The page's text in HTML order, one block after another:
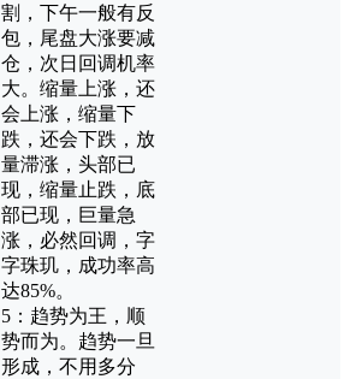
割，下午一般有反
包，尾盘大涨要减
仓，次日回调机率
大。缩量上涨，还
会上涨，缩量下
跌，还会下跌，放
量滞涨，头部已
现，缩量止跌，底
部已现，巨量急
涨，必然回调，字
字珠玑，成功率高
达85%。
5：趋势为王，顺
势而为。趋势一旦
形成，不用多分